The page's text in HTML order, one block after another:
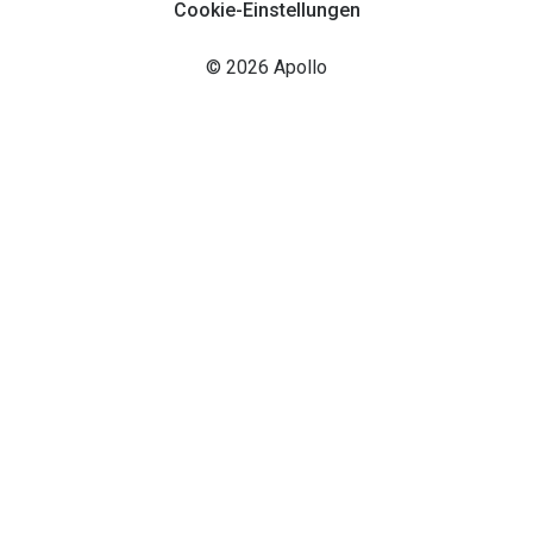
Cookie-Einstellungen
© 2026 Apollo